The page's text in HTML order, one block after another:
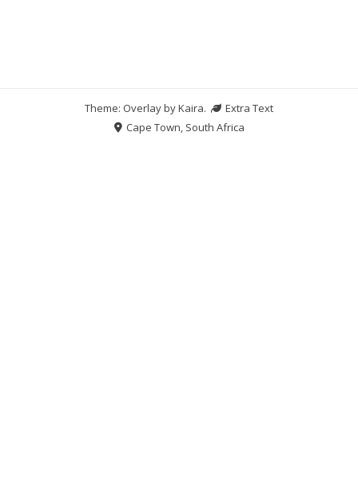
Theme: Overlay byKaira.
Extra Text
Cape Town, South Africa